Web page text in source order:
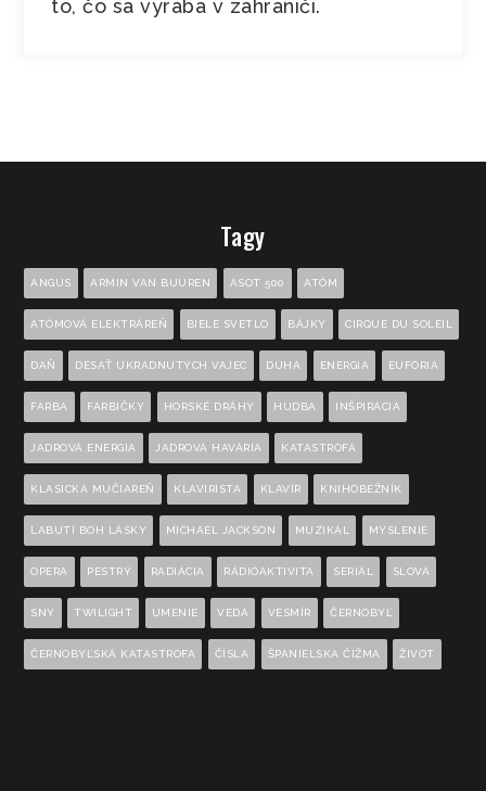
to, čo sa vyrába v zahraničí.
Tagy
ANGUS ARMIN VAN BUUREN ASOT 500 ATÓM
ATÓMOVÁ ELEKTRÁREŇ BIELE SVETLO BÁJKY CIRQUE DU SOLEIL
DAŇ DESAŤ UKRADNUTÝCH VAJEC DÚHA ENERGIA EUFÓRIA
FARBA FARBIČKY HORSKÉ DRÁHY HUDBA INŠPIRÁCIA
JADROVÁ ENERGIA JADROVÁ HAVÁRIA KATASTROFA
KLASICKÁ MUČIAREŇ KLAVIRISTA KLAVÍR KNIHOBEŽNÍK
LABUTÍ BOH LÁSKY MICHAEL JACKSON MUZIKÁL MYSLENIE
OPERA PESTRÝ RADIÁCIA RÁDIOAKTIVITA SERIÁL SLOVÁ
SNY TWILIGHT UMENIE VEDA VESMÍR ČERNOBYĽ
ČERNOBYĽSKÁ KATASTROFA ČÍSLA ŠPANIELSKA ČIŽMA ŽIVOT